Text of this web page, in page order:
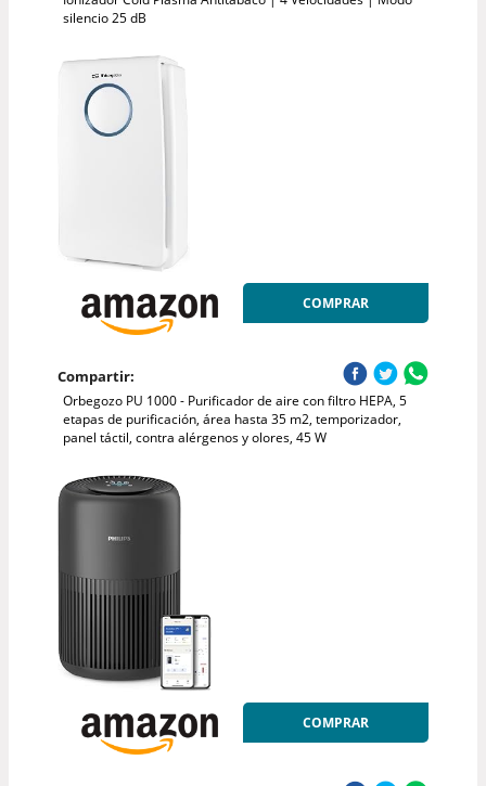
silencio 25 dB
COMPRAR
Compartir:
Orbegozo PU 1000 - Purificador de aire con filtro HEPA, 5
etapas de purificación, área hasta 35 m2, temporizador,
panel táctil, contra alérgenos y olores, 45 W
COMPRAR